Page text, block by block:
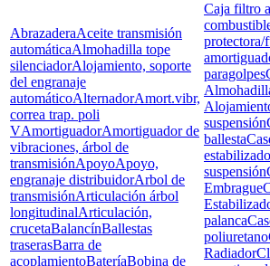
AbrazaderaAceite transmisión
automáticaAlmohadilla tope
silenciadorAlojamiento, soporte
del engranaje
automáticoAlternadorAmort.vibr,
correa trap. poli
VAmortiguadorAmortiguador de
vibraciones, árbol de
transmisiónApoyoApoyo,
engranaje distribuidorArbol de
transmisiónArticulación árbol
longitudinalArticulación,
crucetaBalancínBallestas
traserasBarra de
acoplamientoBateríaBobina de
Caja filtro
protectora/
paragolpes
suspensión
ballesta
suspensión
Embrague
palanca
poliuretano
Radiador